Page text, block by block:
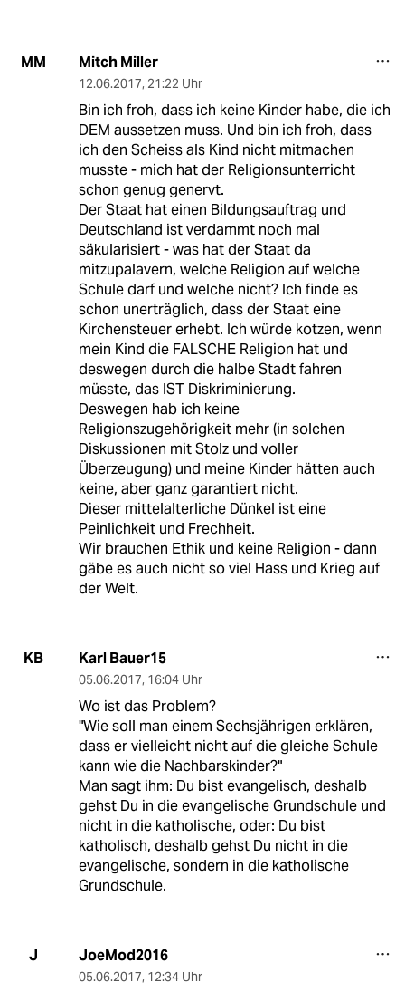
MM Mitch Miller
12.06.2017, 21:22 Uhr
Bin ich froh, dass ich keine Kinder habe, die ich
DEM aussetzen muss. Und bin ich froh, dass
ich den Scheiss als Kind nicht mitmachen
musste - mich hat der Religionsunterricht
schon genug genervt.
Der Staat hat einen Bildungsauftrag und
Deutschland ist verdammt noch mal
säkularisiert - was hat der Staat da
mitzupalavern, welche Religion auf welche
Schule darf und welche nicht? Ich finde es
schon unerträglich, dass der Staat eine
Kirchensteuer erhebt. Ich würde kotzen, wenn
mein Kind die FALSCHE Religion hat und
deswegen durch die halbe Stadt fahren
müsste, das IST Diskriminierung.
Deswegen hab ich keine
Religionszugehörigkeit mehr (in solchen
Diskussionen mit Stolz und voller
Überzeugung) und meine Kinder hätten auch
keine, aber ganz garantiert nicht.
Dieser mittelalterliche Dünkel ist eine
Peinlichkeit und Frechheit.
Wir brauchen Ethik und keine Religion - dann
gäbe es auch nicht so viel Hass und Krieg auf
der Welt.
KB Karl Bauer15
05.06.2017, 16:04 Uhr
Wo ist das Problem?
"Wie soll man einem Sechsjährigen erklären,
dass er vielleicht nicht auf die gleiche Schule
kann wie die Nachbarskinder?"
Man sagt ihm: Du bist evangelisch, deshalb
gehst Du in die evangelische Grundschule und
nicht in die katholische, oder: Du bist
katholisch, deshalb gehst Du nicht in die
evangelische, sondern in die katholische
Grundschule.
J JoeMod2016
05.06.2017, 12:34 Uhr